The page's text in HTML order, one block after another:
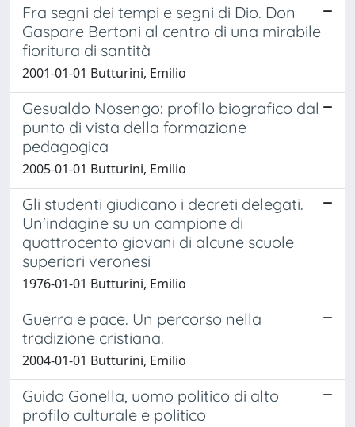
Fra segni dei tempi e segni di Dio. Don
Gaspare Bertoni al centro di una mirabile
fioritura di santità
2001-01-01 Butturini, Emilio
Gesualdo Nosengo: profilo biografico dal
punto di vista della formazione
pedagogica
2005-01-01 Butturini, Emilio
Gli studenti giudicano i decreti delegati.
Un'indagine su un campione di
quattrocento giovani di alcune scuole
superiori veronesi
1976-01-01 Butturini, Emilio
Guerra e pace. Un percorso nella
tradizione cristiana.
2004-01-01 Butturini, Emilio
Guido Gonella, uomo politico di alto
profilo culturale e politico